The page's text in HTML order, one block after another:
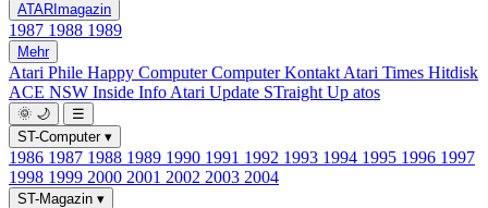
ATARImagazin
1987 1988 1989
Mehr
Atari Phile Happy ComputerComputer Kontakt Atari Times Hitdisk
ACE NSW Inside Info Atari Update STraight Up atos
🌞 🌙
☰
ST-Computer ▾
1986 1987 1988 1989 1990 1991 1992 1993 1994 1995 1996 1997
1998 1999 2000 2001 2002 2003 2004
ST-Magazin ▾